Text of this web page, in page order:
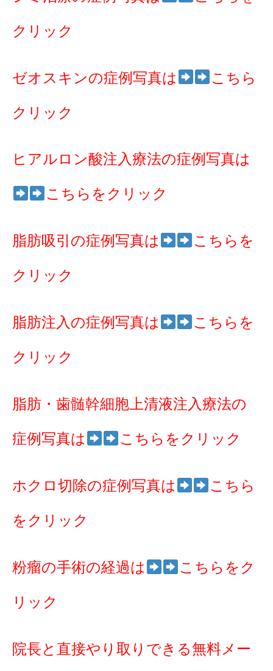
クリック
ゼオスキンの症例写真は こちら
クリック
ヒアルロン酸注入療法の症例写真は
こちらをクリック
脂肪吸引の症例写真は こちらを
クリック
脂肪注入の症例写真は こちらを
クリック
脂肪・歯髄幹細胞上清液注入療法の
症例写真は こちらをクリック
ホクロ切除の症例写真は こちら
をクリック
粉瘤の手術の経過は こちらをク
リック
院長と直接やり取りできる無料メー